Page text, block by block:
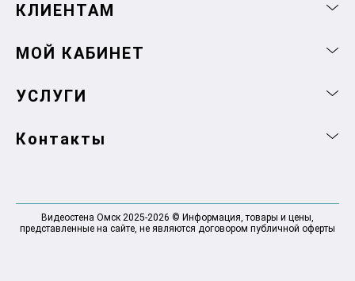
КЛИЕНТАМ
МОЙ КАБИНЕТ
УСЛУГИ
Контакты
Видеостена Омск 2025-2026 © Информация, товары и цены,
представленные на сайте, не являются договором публичной оферты